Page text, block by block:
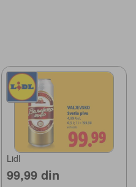
Lidl
99,99 din